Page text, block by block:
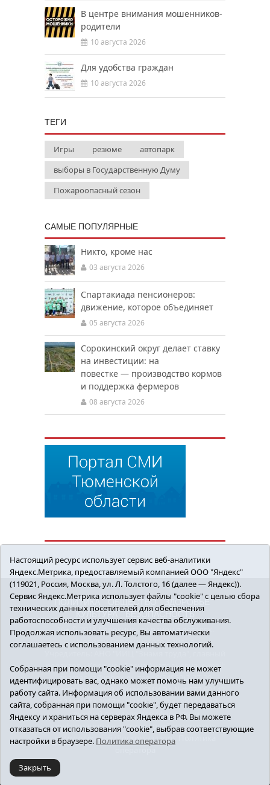
В центре внимания мошенников-
родители
10 августа 2026
Для удобства граждан
10 августа 2026
ТЕГИ
Игры резюме
автопарк
выборы в Государственную Думу
Пожароопасный сезон
САМЫЕ ПОПУЛЯРНЫЕ
Никто, кроме нас
03 августа 2026
Спартакиада пенсионеров:
движение, которое объединяет
05 августа 2026
Сорокинский округ делает ставку
на инвестиции: на
повестке — производство кормов
и поддержка фермеров
08 августа 2026
ПОЛИТИКА ОБЩЕСТВО
ЗДОРОВЬЕ
КУЛЬТУРА
БЕЗОПАСНОСТЬ
16+ © 2018 Сорокинский район в деталях.
Новости Сорокинского района
редактор - Королюк Елена Анатольевна, e-mail:
znamenka@inbox.ru, тел.: 8(34550)2-27-30
Регистрационный номер СМИ Эл №ФС77-69142
от 24 марта 2017 г., выданное Федеральной
службой по надзору в сфере связи,
информационных технологий и массовых
коммуникаций (Роскомнадзор).
Настоящий ресурс использует сервис веб-аналитики
Яндекс.Метрика, предоставляемый компанией ООО "Яндекс"
(119021, Россия, Москва, ул. Л. Толстого, 16 (далее — Яндекс)).
Сервис Яндекс.Метрика использует файлы "cookie" с целью сбора
технических данных посетителей для обеспечения
работоспособности и улучшения качества обслуживания.
Продолжая использовать ресурс, Вы автоматически
соглашаетесь с использованием данных технологий.
Собранная при помощи "cookie" информация не может
идентифицировать вас, однако может помочь нам улучшить
работу сайта. Информация об использовании вами данного
сайта, собранная при помощи "cookie", будет передаваться
Яндексу и храниться на серверах Яндекса в РФ. Вы можете
отказаться от использования "cookie", выбрав соответствующие
настройки в браузере. Политика оператора
Закрыть